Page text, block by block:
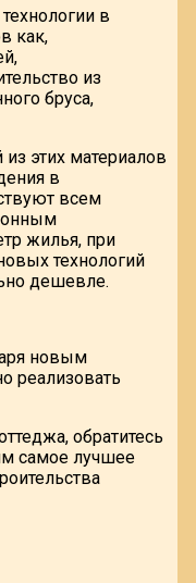
в
как,
из
бруса,
этих материалов
в
всем
жилья, при
технологий
дешевле.
новым
реализовать
обратитесь
самое лучшее